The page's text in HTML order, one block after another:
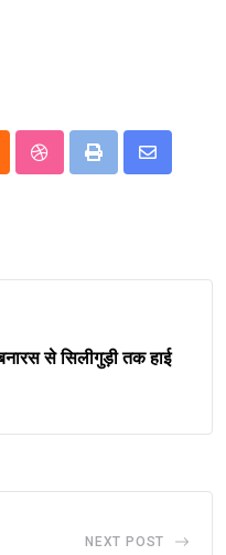
StumbleUpon
Print
Share
से सिलीगुड़ी तक हाई
NEXT POST